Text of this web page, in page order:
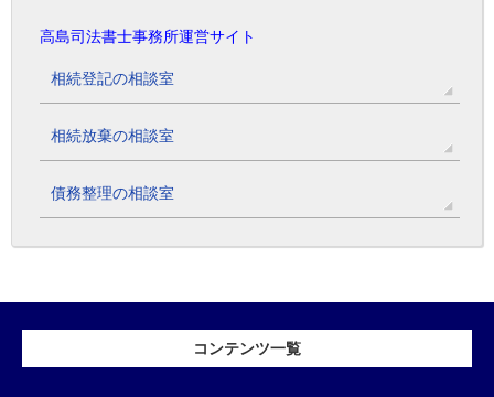
高島司法書士事務所運営サイト
相続登記の相談室
相続放棄の相談室
債務整理の相談室
コンテンツ一覧